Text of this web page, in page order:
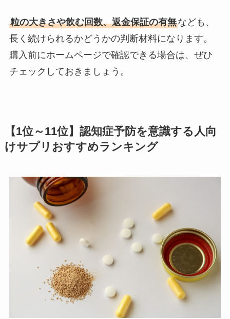
粒の大きさや飲む回数、返金保証の有無なども、
長く続けられるかどうかの判断材料になります。
購入前にホームページで確認できる場合は、ぜひ
チェックしておきましょう。
【1位～11位】認知症予防を意識する人向
けサプリおすすめランキング